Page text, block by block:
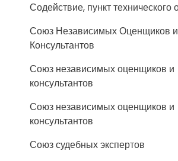
Содействие, пункт технического
Союз Независимых Оценщиков и
Консультантов
Союз независимых оценщиков и
консультантов
Союз независимых оценщиков и
консультантов
Союз судебных экспертов